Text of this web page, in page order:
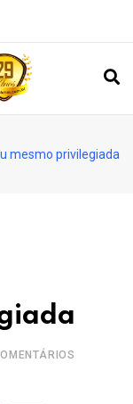
mesmo privilegiada